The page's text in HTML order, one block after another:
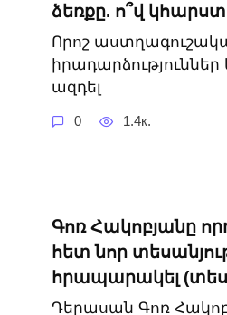
ձեռքը. ո՞վ
Որոշ
ազդել
0 1.4к.
Գոռ Հակոբյանը
հետ նոր
հրապարակել
Դերասան Գոռ